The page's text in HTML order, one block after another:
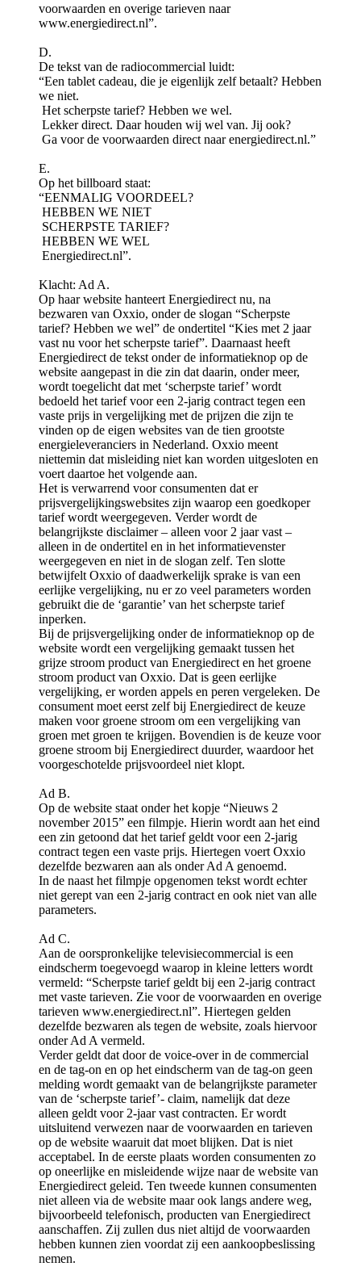
voorwaarden en overige tarieven naar
www.energiedirect.nl”.
D.
De tekst van de radiocommercial luidt:
“Een tablet cadeau, die je eigenlijk zelf betaalt? Hebben
we niet.
Het scherpste tarief? Hebben we wel.
Lekker direct. Daar houden wij wel van. Jij ook?
Ga voor de voorwaarden direct naar energiedirect.nl.”
E.
Op het billboard staat:
“EENMALIG VOORDEEL?
HEBBEN WE NIET
SCHERPSTE TARIEF?
HEBBEN WE WEL
Energiedirect.nl”.
Klacht: Ad A.
Op haar website hanteert Energiedirect nu, na
bezwaren van Oxxio, onder de slogan “Scherpste
tarief? Hebben we wel” de ondertitel “Kies met 2 jaar
vast nu voor het scherpste tarief”. Daarnaast heeft
Energiedirect de tekst onder de informatieknop op de
website aangepast in die zin dat daarin, onder meer,
wordt toegelicht dat met ‘scherpste tarief’ wordt
bedoeld het tarief voor een 2-jarig contract tegen een
vaste prijs in vergelijking met de prijzen die zijn te
vinden op de eigen websites van de tien grootste
energieleveranciers in Nederland. Oxxio meent
niettemin dat misleiding niet kan worden uitgesloten en
voert daartoe het volgende aan.
Het is verwarrend voor consumenten dat er
prijsvergelijkingswebsites zijn waarop een goedkoper
tarief wordt weergegeven. Verder wordt de
belangrijkste disclaimer – alleen voor 2 jaar vast –
alleen in de ondertitel en in het informatievenster
weergegeven en niet in de slogan zelf. Ten slotte
betwijfelt Oxxio of daadwerkelijk sprake is van een
eerlijke vergelijking, nu er zo veel parameters worden
gebruikt die de ‘garantie’ van het scherpste tarief
inperken.
Bij de prijsvergelijking onder de informatieknop op de
website wordt een vergelijking gemaakt tussen het
grijze stroom product van Energiedirect en het groene
stroom product van Oxxio. Dat is geen eerlijke
vergelijking, er worden appels en peren vergeleken. De
consument moet eerst zelf bij Energiedirect de keuze
maken voor groene stroom om een vergelijking van
groen met groen te krijgen. Bovendien is de keuze voor
groene stroom bij Energiedirect duurder, waardoor het
voorgeschotelde prijsvoordeel niet klopt.
Ad B.
Op de website staat onder het kopje “Nieuws 2
november 2015” een filmpje. Hierin wordt aan het eind
een zin getoond dat het tarief geldt voor een 2-jarig
contract tegen een vaste prijs. Hiertegen voert Oxxio
dezelfde bezwaren aan als onder Ad A genoemd.
In de naast het filmpje opgenomen tekst wordt echter
niet gerept van een 2-jarig contract en ook niet van alle
parameters.
Ad C.
Aan de oorspronkelijke televisiecommercial is een
eindscherm toegevoegd waarop in kleine letters wordt
vermeld: “Scherpste tarief geldt bij een 2-jarig contract
met vaste tarieven. Zie voor de voorwaarden en overige
tarieven www.energiedirect.nl”. Hiertegen gelden
dezelfde bezwaren als tegen de website, zoals hiervoor
onder Ad A vermeld.
Verder geldt dat door de voice-over in de commercial
en de tag-on en op het eindscherm van de tag-on geen
melding wordt gemaakt van de belangrijkste parameter
van de ‘scherpste tarief’- claim, namelijk dat deze
alleen geldt voor 2-jaar vast contracten. Er wordt
uitsluitend verwezen naar de voorwaarden en tarieven
op de website waaruit dat moet blijken. Dat is niet
acceptabel. In de eerste plaats worden consumenten zo
op oneerlijke en misleidende wijze naar de website van
Energiedirect geleid. Ten tweede kunnen consumenten
niet alleen via de website maar ook langs andere weg,
bijvoorbeeld telefonisch, producten van Energiedirect
aanschaffen. Zij zullen dus niet altijd de voorwaarden
hebben kunnen zien voordat zij een aankoopbeslissing
nemen.